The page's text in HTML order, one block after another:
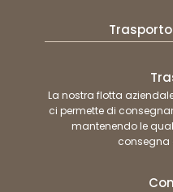
La nostra flotta
ci permette di
mantenendo le
consegna